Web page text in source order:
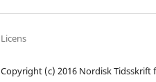
Licens
Copyright (c) 2016 Nordisk Tidsskrift